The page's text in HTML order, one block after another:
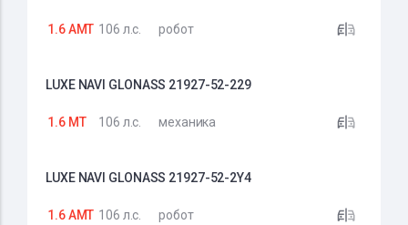
1.6 AMT 106 л.с. робот
LUXE NAVI GLONASS 21927-52-229
1.6 MT 106 л.с. механика
LUXE NAVI GLONASS 21927-52-2Y4
1.6 AMT 106 л.с. робот